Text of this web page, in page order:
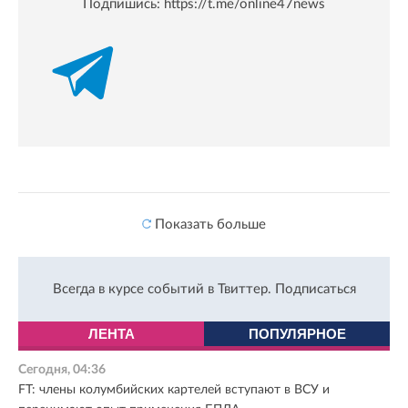
Подпишись: https://t.me/online47news
Показать больше
Всегда в курсе событий в Твиттер. Подписаться
ЛЕНТА ПОПУЛЯРНОЕ
Сегодня, 04:36
FT: члены колумбийских картелей вступают в ВСУ и